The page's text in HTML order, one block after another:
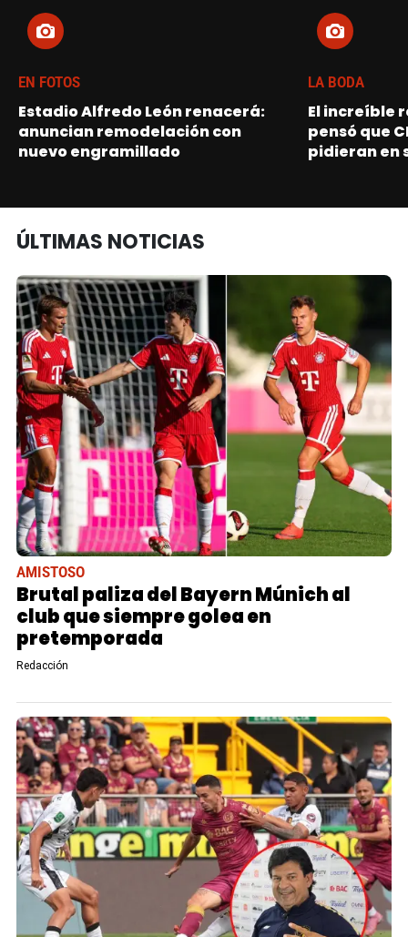
EN FOTOS
Estadio Alfredo León renacerá:
anuncian remodelación con
nuevo engramillado
LA BODA
El increíble
pensó que
pidieran en
ÚLTIMAS NOTICIAS
AMISTOSO
Brutal paliza del Bayern Múnich al
club que siempre golea en
pretemporada
Redacción